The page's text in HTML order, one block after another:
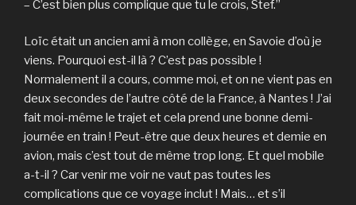
– C’est bien plus complique que tu le crois, Stef.”
Loïc était un ancien ami à mon collège, en Savoie d’où je
viens. Pourquoi est-il là ? C’est pas possible !
Normalement il a cours, comme moi, et on ne vient pas en
deux secondes de l’autre côté de la France, à Nantes ! J’ai
fait moi-même le trajet et cela prend une bonne demi-
journée en train ! Peut-être que deux heures et demie en
avion, mais c’est tout de même trop long. Et quel mobile
a-t-il ? Car venir me voir ne vaut pas toutes les
complications que ce voyage inclut ! Mais… et s’il